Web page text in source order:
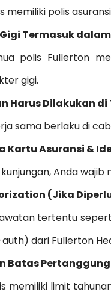
memiliki polis
Termasuk
polis Fullerton
gigi.
Harus Dilakukan
sama berlaku di
Kartu Asuransi &
Anda
(Jika
tertentu
dari Fullerton
Batas
memiliki limit